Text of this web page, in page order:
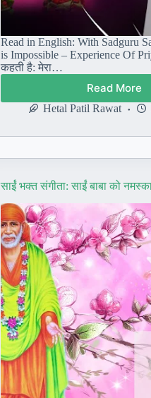
Read in English: With Sadguru
is Impossible – Experience Of
कहती है: मेरा…
Read More
साईं
भक्त
सदगुरु
बाबा
साथ
कुछ
भी
असंभव
नहीं
Hetal Patil Rawat
साईं भक्त संगीता: साईं बाबा को